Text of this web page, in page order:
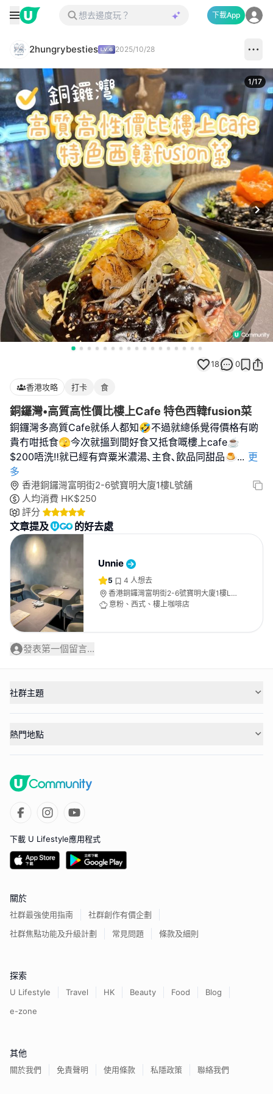
下載App
2hungrybesties 2025/10/28
1/17
18 0
香港攻略 打卡 食
銅鑼灣•高質高性價比樓上Cafe 特色西韓fusion菜
銅鑼灣多高質Cafe就係人都知🤣不過就總係覺得價格有啲
貴冇咁抵食🫣今次就搵到間好食又抵食嘅樓上cafe☕️
$200唔洗‼️就已經有齊粟米濃湯､主食､飲品同甜品🍮... 更
多
香港銅鑼灣富明街2-6號寶明大廈1樓L號舖
人均消費 HK$250
評分
文章提及 的好去處
Unnie
5 4 人想去
香港銅鑼灣富明街2-6號寶明大廈1樓L
號舖
意粉、西式、樓上咖啡店
發表第一個留言...
社群主題
熱門地點
下載 U Lifestyle應用程式
關於
社群最強使用指南
社群創作有價企劃
社群焦點功能及升級計劃
常見問題 條款及細則
探索
U Lifestyle Travel HK Beauty Food
Blog
e-zone
其他
關於我們 免責聲明 使用條款 私隱政策 聯絡我們